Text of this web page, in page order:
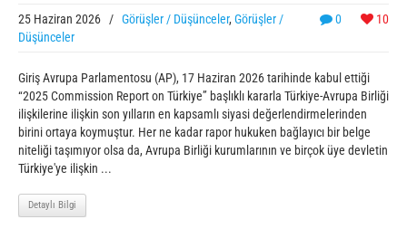
0 10
25 Haziran 2026 / Görüşler / Düşünceler, Görüşler /
Düşünceler
Giriş Avrupa Parlamentosu (AP), 17 Haziran 2026 tarihinde kabul ettiği
“2025 Commission Report on Türkiye” başlıklı kararla Türkiye-Avrupa Birliği
ilişkilerine ilişkin son yılların en kapsamlı siyasi değerlendirmelerinden
birini ortaya koymuştur. Her ne kadar rapor hukuken bağlayıcı bir belge
niteliği taşımıyor olsa da, Avrupa Birliği kurumlarının ve birçok üye devletin
Türkiye'ye ilişkin ...
Detaylı Bilgi